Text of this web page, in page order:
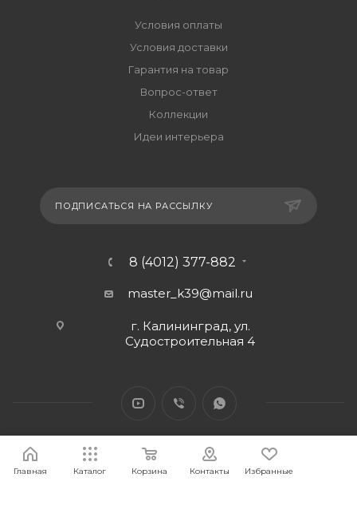
Условия оплаты
Условия доставки
Гарантия на товар
Вопрос-ответ
Коллекции
Идеи интерьера
ПОДПИСАТЬСЯ НА РАССЫЛКУ
8 (4012) 377-882
master_k39@mail.ru
г. Калининград, ул.
Судостроительная 4
Главная Каталог Корзина Контакты Избранные